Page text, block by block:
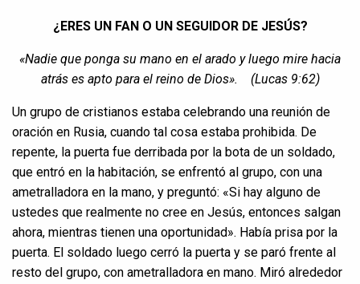
¿ERES UN FAN O UN SEGUIDOR DE JESÚS?
«Nadie que ponga su mano en el arado y luego mire hacia
atrás es apto para el reino de Dios».
(Lucas 9:62)
Un grupo de cristianos estaba celebrando una reunión de
oración en Rusia, cuando tal cosa estaba prohibida. De
repente, la puerta fue derribada por la bota de un soldado,
que entró en la habitación, se enfrentó al grupo, con una
ametralladora en la mano, y preguntó: «Si hay alguno de
ustedes que realmente no cree en Jesús, entonces salgan
ahora, mientras tienen una oportunidad». Había prisa por la
puerta. El soldado luego cerró la puerta y se paró frente al
resto del grupo, con ametralladora en mano. Miró alrededor